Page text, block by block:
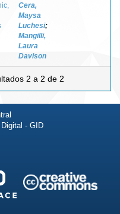
Cera,
Maysa
Luchesi;
Mangilli,
Laura
Davison
2 a 2 de 2
- GID